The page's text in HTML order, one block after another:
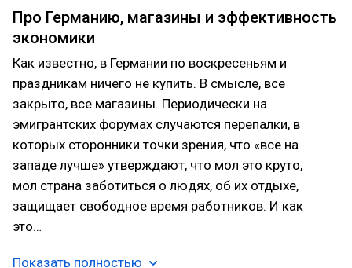
Про Германию, магазины и эффективность
экономики
Как известно, в Германии по воскресеньям и
праздникам ничего не купить. В смысле, все
закрыто, все магазины. Периодически на
эмигрантских форумах случаются перепалки, в
которых сторонники точки зрения, что «все на
западе лучше» утверждают, что мол это круто,
мол страна заботиться о людях, об их отдыхе,
защищает свободное время работников. И как
это…
Показать полностью